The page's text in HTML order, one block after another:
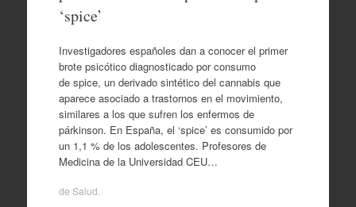
‘spice’
Investigadores españoles dan a conocer el primer
brote psicótico diagnosticado por consumo
de spice, un derivado sintético del cannabis que
aparece asociado a trastornos en el movimiento,
similares a los que sufren los enfermos de
párkinson. En España, el ‘spice’ es consumido por
un 1,1 % de los adolescentes. Profesores de
Medicina de la Universidad CEU…
de Salud